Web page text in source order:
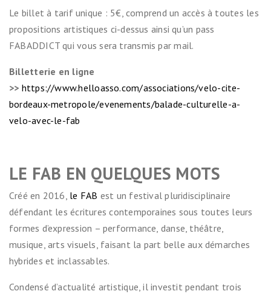
Le billet à tarif unique : 5€, comprend un accès à toutes les
propositions artistiques ci-dessus ainsi qu’un pass
FABADDICT qui vous sera transmis par mail.
Billetterie en ligne
>> https://www.helloasso.com/associations/velo-cite-
bordeaux-metropole/evenements/balade-culturelle-a-
velo-avec-le-fab
LE FAB EN QUELQUES MOTS
Créé en 2016, le FAB est un festival pluridisciplinaire
défendant les écritures contemporaines sous toutes leurs
formes d’expression – performance, danse, théâtre,
musique, arts visuels, faisant la part belle aux démarches
hybrides et inclassables.
Condensé d’actualité artistique, il investit pendant trois